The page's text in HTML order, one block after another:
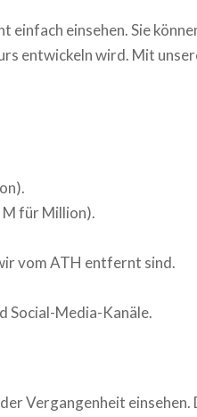
einfach einsehen. Sie
entwickeln wird. Mit
M für Million).
vom ATH entfernt sind.
Social-Media-Kanäle.
Vergangenheit einsehen.